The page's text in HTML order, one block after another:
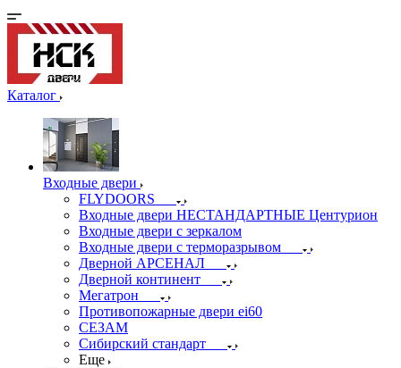
Каталог
Входные двери
FLYDOORS
Входные двери НЕСТАНДАРТНЫЕ Центурион
Входные двери с зеркалом
Входные двери с терморазрывом
Дверной АРСЕНАЛ
Дверной континент
Мегатрон
Противопожарные двери ei60
СЕЗАМ
Сибирский стандарт
Еще